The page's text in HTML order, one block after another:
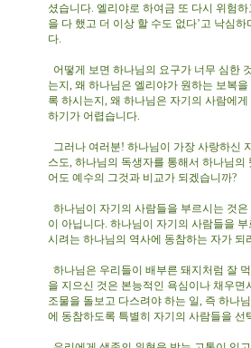
셨습니다. 엘리야로 하여금 또 다시 위험
을 다 했고 더 이상 할 수도 없다’고 낙심
다.
어떻게 보면 하나님의 요구가 너무 심한
는지, 왜 하나님은 엘리야가 원하는 보복
록 하시는지, 왜 하나님은 자기의 사람에
하기가 어렵습니다.
그러나 여러분! 하나님이 가장 사랑하신
스도, 하나님의 독생자를 통해서 하나님
어도 예수의 그것과 비교가 되겠습니까?
하나님이 자기의 사람들을 부르시는 것
이 아닙니다. 하나님이 자기의 사람들을
시려는 하나님의 역사에 동참하는 자가 되
하나님은 우리들이 배부른 돼지처럼 잘
을 지으신 것은 본능적인 욕심이나 채우
조물을 돌보고 다스려야 하는 일, 즉 하나
에 동참하도록 특별히 자기의 사람들을